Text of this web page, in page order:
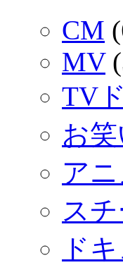
CM
MV
TV
お笑
アニ
ス
ド